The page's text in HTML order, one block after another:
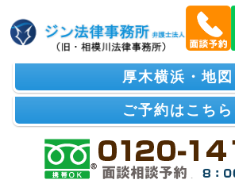
厚木横浜・地図
ご予約はこちら